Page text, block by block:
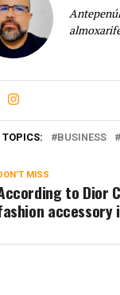
TOPICS: BUSINESS
MISS
to Dior
accessory